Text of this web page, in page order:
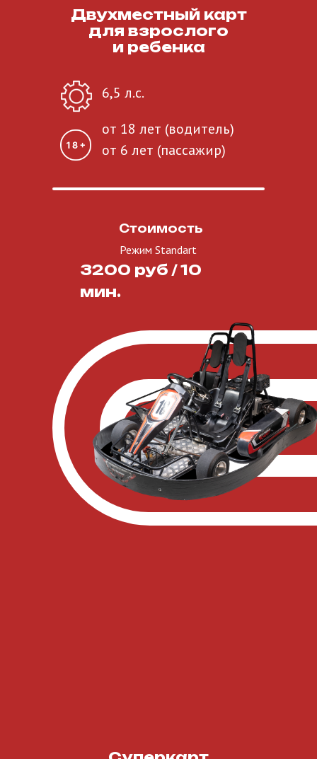
Двухместный карт
для взрослого
и ребенка
Стоимость
6,5 л.с.
от 18 лет (водитель)
от 6 лет (пассажир)
Режим Standart
3200 руб / 10
мин.